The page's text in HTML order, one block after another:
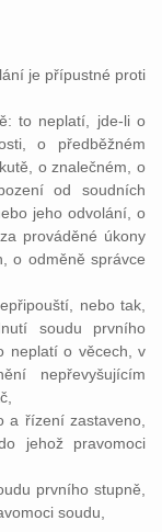
je přípustné proti
to neplatí, jde-li o
o předběžném
o znalečném, o
od soudních
jeho odvolání, o
prováděné úkony
o odměně správce
nebo tak,
soudu prvního
neplatí o věcech, v
nepřevyšujícím
a řízení zastaveno,
jehož pravomoci
prvního stupně,
soudu,